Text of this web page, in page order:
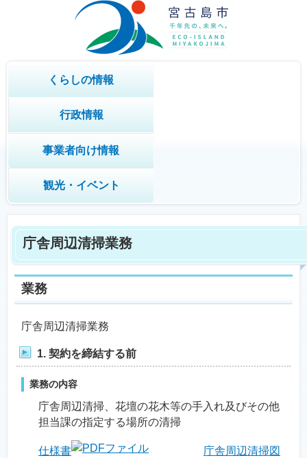
くらしの情報
行政情報
事業者向け情報
観光・イベント
庁舎周辺清掃業務
業務
庁舎周辺清掃業務
1. 契約を締結する前
業務の内容
庁舎周辺清掃、花壇の花木等の手入れ及びその他
担当課の指定する場所の清掃
仕様書
庁舎周辺清掃図